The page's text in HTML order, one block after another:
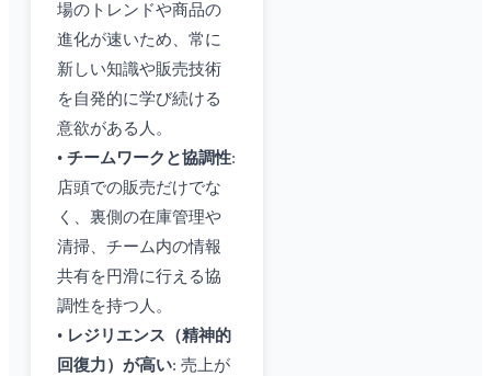
場のトレンドや商品の
進化が速いため、常に
新しい知識や販売技術
を自発的に学び続ける
意欲がある人。
• チームワークと協調性:
店頭での販売だけでな
く、裏側の在庫管理や
清掃、チーム内の情報
共有を円滑に行える協
調性を持つ人。
• レジリエンス（精神的
回復力）が高い: 売上が